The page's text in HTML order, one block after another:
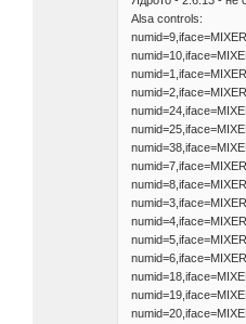
Alsa controls: